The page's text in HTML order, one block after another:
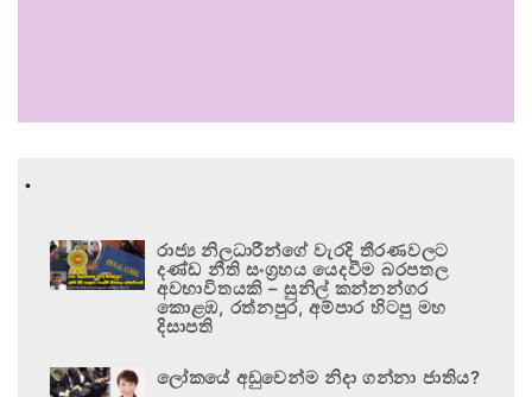
.
රාජ්‍ය නිලධාරීන්ගේ වැරදි තීරණවලට
දණ්ඩ නීති සංග්‍රහය යෙදවීම බරපතල
අවභාවිතයකි – සුනිල් කන්නන්ගර
කොළඹ, රත්නපුර, අම්පාර හිටපු මහ
දිසාපති
ලෝකයේ අඩුවෙන්ම නිදා ගන්නා ජාතිය?